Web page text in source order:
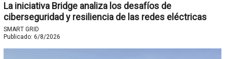
La iniciativa Bridge analiza los desafíos de
ciberseguridad y resiliencia de las redes eléctricas
SMART GRID
Publicado: 6/8/2026